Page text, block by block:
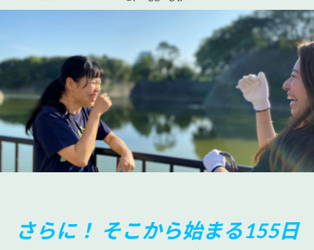
さらに！ そこから始まる155日